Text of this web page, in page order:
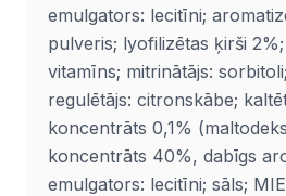
emulgators: lecitīni;
pulveris; lyofilizētas ķirši
vitamīns; mitrinātājs:
regulētājs: citronskābe;
koncentrāts 0,1%
koncentrāts 40%, dabīgs
emulgators: lecitīni; sāls;